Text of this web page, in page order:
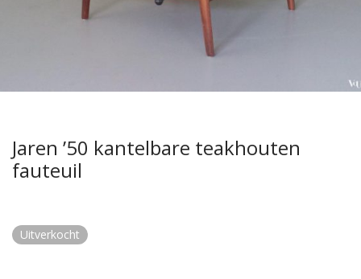
Jaren ’50 kantelbare teakhouten
fauteuil
Uitverkocht